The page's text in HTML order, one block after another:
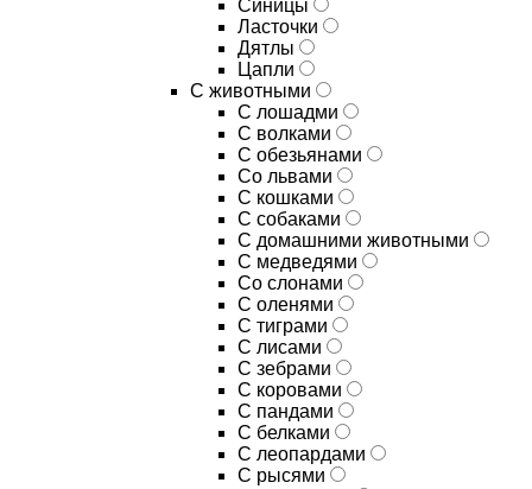
Синицы
Ласточки
Дятлы
Цапли
С животными
С лошадми
С волками
С обезьянами
Со львами
С кошками
С собаками
С домашними животными
С медведями
Со слонами
С оленями
С тиграми
С лисами
С зебрами
С коровами
С пандами
С белками
С леопардами
С рысями